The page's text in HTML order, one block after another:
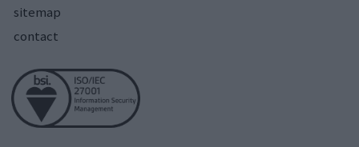
sitemap
contact